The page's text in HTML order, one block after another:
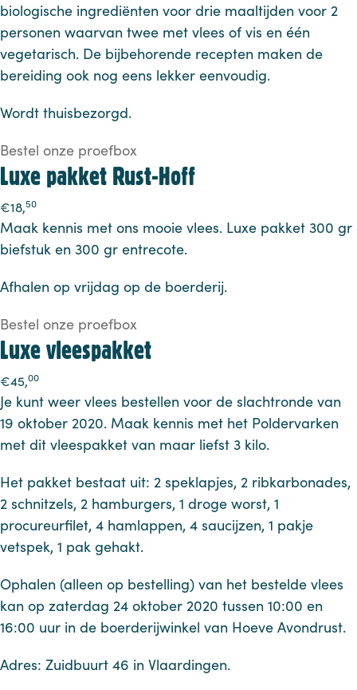
biologische ingrediënten voor drie maaltijden voor 2
personen waarvan twee met vlees of vis en één
vegetarisch. De bijbehorende recepten maken de
bereiding ook nog eens lekker eenvoudig.
Wordt thuisbezorgd.
Bestel onze proefbox
Luxe pakket Rust-Hoff
€18,50
Maak kennis met ons mooie vlees. Luxe pakket 300 gr
biefstuk en 300 gr entrecote.
Afhalen op vrijdag op de boerderij.
Bestel onze proefbox
Luxe vleespakket
€45,00
Je kunt weer vlees bestellen voor de slachtronde van
19 oktober 2020. Maak kennis met het Poldervarken
met dit vleespakket van maar liefst 3 kilo.
Het pakket bestaat uit: 2 speklapjes, 2 ribkarbonades,
2 schnitzels, 2 hamburgers, 1 droge worst, 1
procureurfilet, 4 hamlappen, 4 saucijzen, 1 pakje
vetspek, 1 pak gehakt.
Ophalen (alleen op bestelling) van het bestelde vlees
kan op zaterdag 24 oktober 2020 tussen 10:00 en
16:00 uur in de boerderijwinkel van Hoeve Avondrust.
Adres: Zuidbuurt 46 in Vlaardingen.